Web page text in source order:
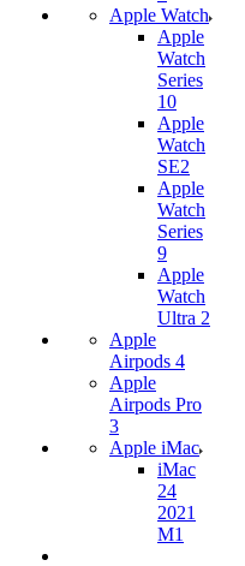
Apple Watch
Apple
Watch
Series
10
Apple
Watch
SE2
Apple
Watch
Series
9
Apple
Watch
Ultra 2
Apple
Airpods 4
Apple
Airpods Pro
3
Apple iMac
iMac
24
2021
M1